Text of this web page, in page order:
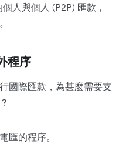
人與個人 (P2P) 匯款，
程序
國際匯款，為甚麼需要支
匯的程序。